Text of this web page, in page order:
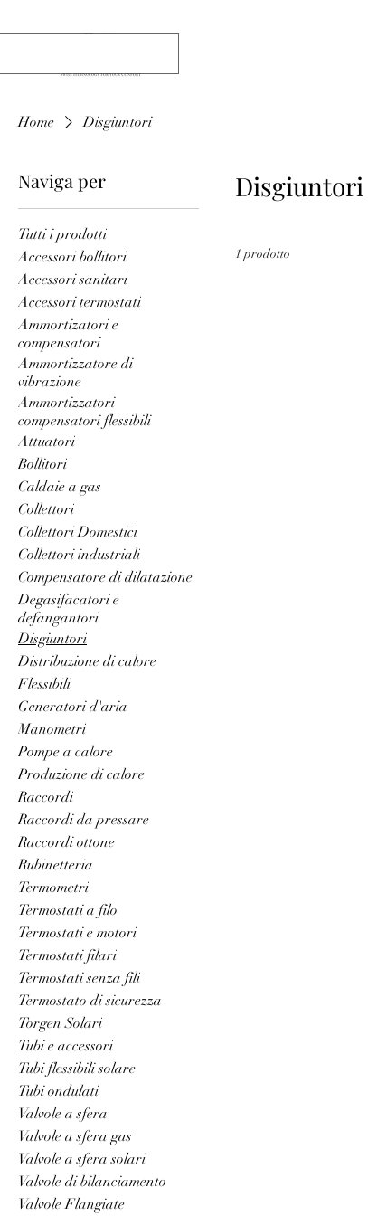
Home Disgiuntori
Naviga per
Tutti i prodotti
Accessori bollitori
Accessori sanitari
Accessori termostati
Ammortizatori e
compensatori
Ammortizzatore di
vibrazione
Ammortizzatori
compensatori flessibili
Attuatori
Bollitori
Caldaie a gas
Collettori
Collettori Domestici
Collettori industriali
Compensatore di dilatazione
Degasifacatori e
defangantori
Disgiuntori
Distribuzione di calore
Flessibili
Generatori d'aria
Manometri
Pompe a calore
Produzione di calore
Raccordi
Raccordi da pressare
Raccordi ottone
Rubinetteria
Termometri
Termostati a filo
Termostati e motori
Termostati filari
Termostati senza fili
Termostato di sicurezza
Torgen Solari
Tubi e accessori
Tubi flessibili solare
Tubi ondulati
Valvole a sfera
Valvole a sfera gas
Valvole a sfera solari
Valvole di bilanciamento
Valvole Flangiate
Disgiuntori
1 prodotto